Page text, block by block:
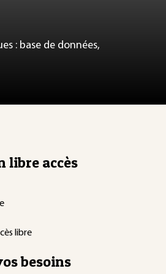
: base de données,
libre accès
libre
besoins